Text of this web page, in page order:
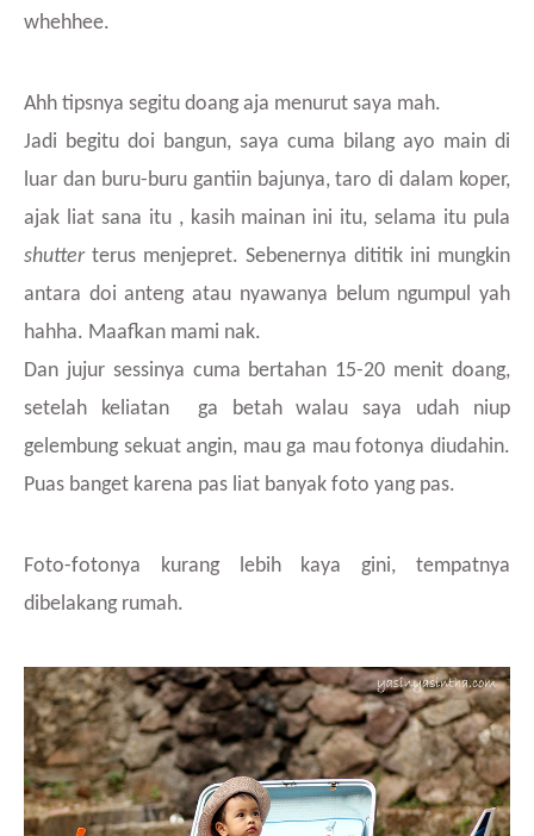
whehhee.
Ahh tipsnya segitu doang aja menurut saya mah.
Jadi begitu doi bangun, saya cuma bilang ayo main di
luar dan buru-buru gantiin bajunya, taro di dalam koper,
ajak liat sana itu , kasih mainan ini itu, selama itu pula
shutterterus menjepret. Sebenernya dititik ini mungkin
antara doi anteng atau nyawanya belum ngumpul yah
hahha. Maafkan mami nak.
Dan jujur sessinya cuma bertahan 15-20 menit doang,
setelah keliatan ga betah walau saya udah niup
gelembung sekuat angin, mau ga mau fotonya diudahin.
Puas banget karena pas liat banyak foto yang pas.
Foto-fotonya kurang lebih kaya gini, tempatnya
dibelakang rumah.